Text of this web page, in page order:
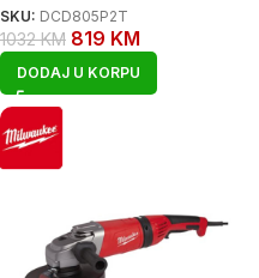
SKU: DCD805P2T
1032KM 819 KM
DODAJ U KORPU